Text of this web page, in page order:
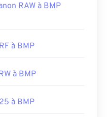
RAW à BMP
à BMP
à BMP
à BMP